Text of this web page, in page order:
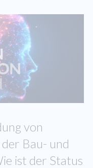
von
Bau- und
ist der Status